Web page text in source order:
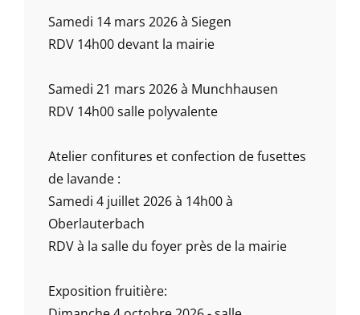
Samedi 14 mars 2026 à Siegen
RDV 14h00 devant la mairie
Samedi 21 mars 2026 à Munchhausen
RDV 14h00 salle polyvalente
Atelier confitures et confection de fusettes
de lavande :
Samedi 4 juillet 2026 à 14h00 à
Oberlauterbach
RDV à la salle du foyer près de la mairie
Exposition fruitière: